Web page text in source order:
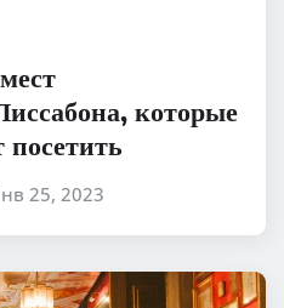
которые
посетить
25, 2023